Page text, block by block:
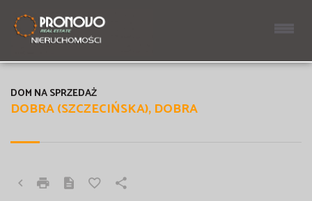
DOBRA (SZCZECIŃSKA), DOBRA
DOM NA SPRZEDAŻ